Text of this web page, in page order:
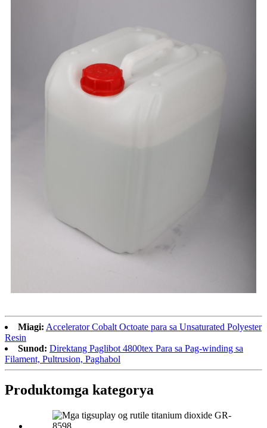
Miagi: Accelerator Cobalt Octoate para sa Unsaturated Polyester
Resin
Sunod: Direktang Paglibot 4800tex Para sa Pag-winding sa
Filament, Pultrusion, Paghabol
Produktomga kategorya